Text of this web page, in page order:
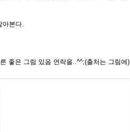
아본다.
른 좋은 그림 있음 연락을..^^;(출처는 그림에)